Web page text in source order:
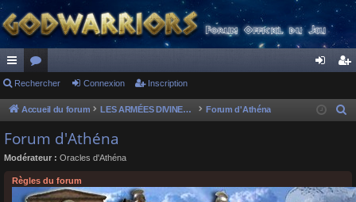
ac
co
ur
ci
or
u
s
ne cri
Rechercher Connexion Inscription
Accueil du forum LES ARMÉES DIVINES - FORUMS DE CLAN Forum d'Athéna
r
Forum d'Athéna
Modérateur : Oracles d'Athéna
Règles du forum